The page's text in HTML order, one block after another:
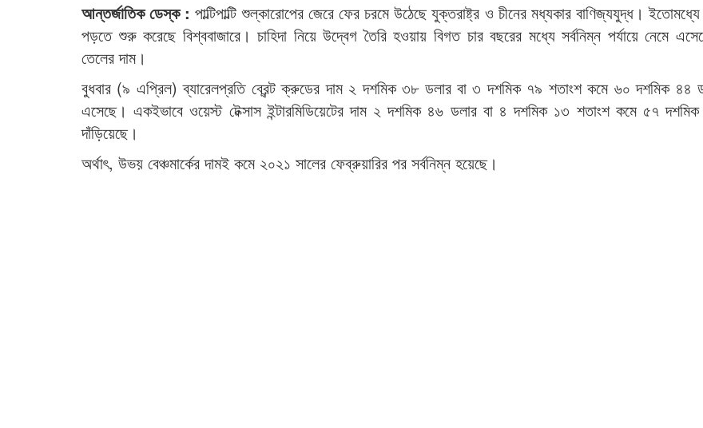
আন্তর্জাতিক ডেস্ক :পাল্টিপাল্টি শুল্কারোপের জেরে ফের চরমে উঠেছে যুক্তরাষ্ট্র ও চীনের মধ্যকার বাণিজ্যযুদ্ধ।
পড়তে শুরু করেছে বিশ্ববাজারে। চাহিদা নিয়ে উদ্বেগ তৈরি হওয়ায় বিগত চার বছরের মধ্যে সর্বনিম্ন পর্যায়ে নেমে
তেলের দাম।
বুধবার (৯ এপ্রিল) ব্যারেলপ্রতি ব্রেন্ট ক্রুডের দাম ২ দশমিক ৩৮ ডলার বা ৩ দশমিক ৭৯ শতাংশ কমে ৬০ দশমিক ৪৪
এসেছে। একইভাবে ওয়েস্ট টেক্সাস ইন্টারমিডিয়েটের দাম ২ দশমিক ৪৬ ডলার বা ৪ দশমিক ১৩ শতাংশ কমে ৫৭
দাঁড়িয়েছে।
অর্থাৎ, উভয় বেঞ্চমার্কের দামই কমে ২০২১ সালের ফেব্রুয়ারির পর সর্বনিম্ন হয়েছে।